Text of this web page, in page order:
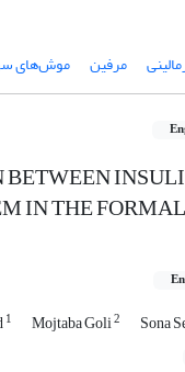
مرفین مو‌ش‌های
IN THE
1 Mojtaba Goli2 Sona